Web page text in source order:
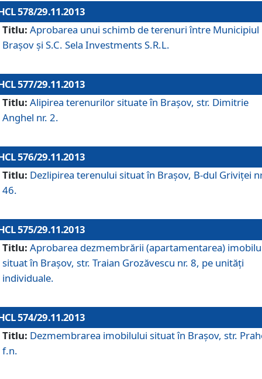
578/29.11.2013
Titlu: Aprobarea unui schimb de terenuri între Municipiul
Braşov şi S.C. Sela Investments S.R.L.
577/29.11.2013
Titlu: Alipirea terenurilor situate în Braşov, str. Dimitrie
Anghel nr. 2.
576/29.11.2013
Titlu: Dezlipirea terenului situat în Braşov, B-dul Griviţei
46.
575/29.11.2013
Titlu: Aprobarea dezmembrării (apartamentarea)
situat în Braşov, str. Traian Grozăvescu nr. 8, pe unităţi
individuale.
574/29.11.2013
Titlu: Dezmembrarea imobilului situat în Braşov, str.
f.n.